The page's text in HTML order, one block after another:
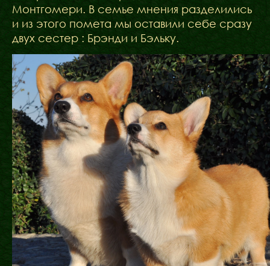
Монтгомери. В семье мнения разделились
и из этого помета мы оставили себе сразу
двух сестер : Брэнди и Бэльку.